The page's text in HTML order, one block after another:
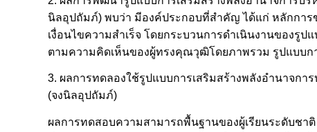
นิลอุปถัมภ์) พบว่า มีองค์ประกอบที่สำคัญ ได้แก่ หลักการ
เงื่อนไขความสำเร็จ โดยกระบวนการดำเนินงานของรูป
ตามความคิดเห็นของผู้ทรงคุณวุฒิโดยภาพรวม รูปแบบ
3. ผลการทดลองใช้รูปแบบการเสริมสร้างพลังอำนาจกา
(จงนิลอุปถัมภ์)
ผลการทดสอบความสามารถพื้นฐานของผู้เรียนระดับชาติ